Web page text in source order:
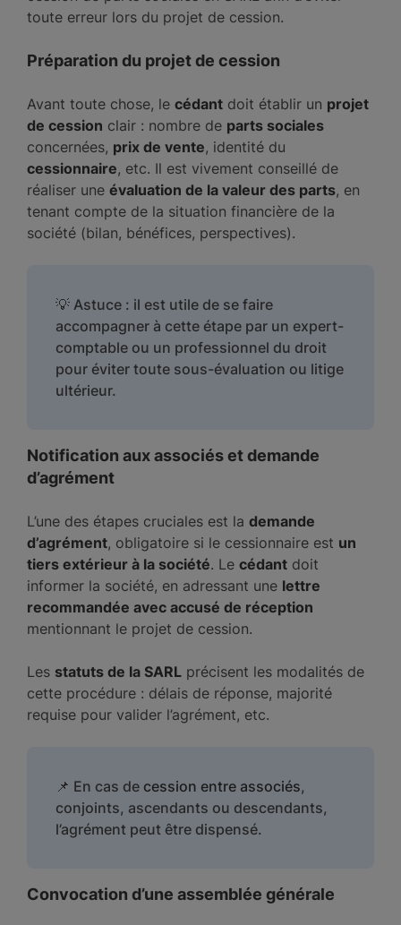
toute erreur lors du projet de cession.
Préparation du projet de cession
Avant toute chose, le cédant doit établir un projet
de cession clair : nombre de parts sociales
concernées, prix de vente, identité du
cessionnaire, etc. Il est vivement conseillé de
réaliser une évaluation de la valeur des parts, en
tenant compte de la situation financière de la
société (bilan, bénéfices, perspectives).
💡 Astuce : il est utile de se faire
accompagner à cette étape par un expert-
comptable ou un professionnel du droit
pour éviter toute sous-évaluation ou litige
ultérieur.
Notification aux associés et demande
d’agrément
L’une des étapes cruciales est la demande
d’agrément, obligatoire si le cessionnaire est un
tiers extérieur à la société. Le cédant doit
informer la société, en adressant une lettre
recommandée avec accusé de réception
mentionnant le projet de cession.
Les statuts de la SARL précisent les modalités de
cette procédure : délais de réponse, majorité
requise pour valider l’agrément, etc.
📌 En cas de cession entre associés,
conjoints, ascendants ou descendants,
l’agrément peut être dispensé.
Convocation d’une assemblée générale